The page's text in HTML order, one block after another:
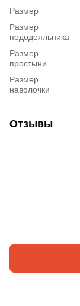
Размер
Размер
пододеяльника
Размер
простыни
Размер
наволочки
Отзывы